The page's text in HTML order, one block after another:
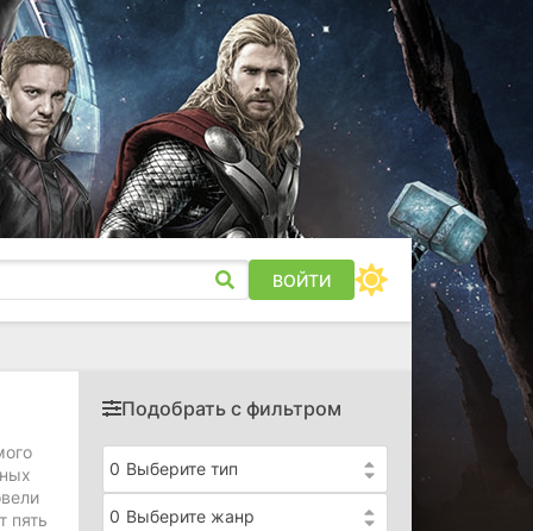
ВОЙТИ
пять
Подобрать с фильтром
0 Выберите тип
0 Выберите жанр